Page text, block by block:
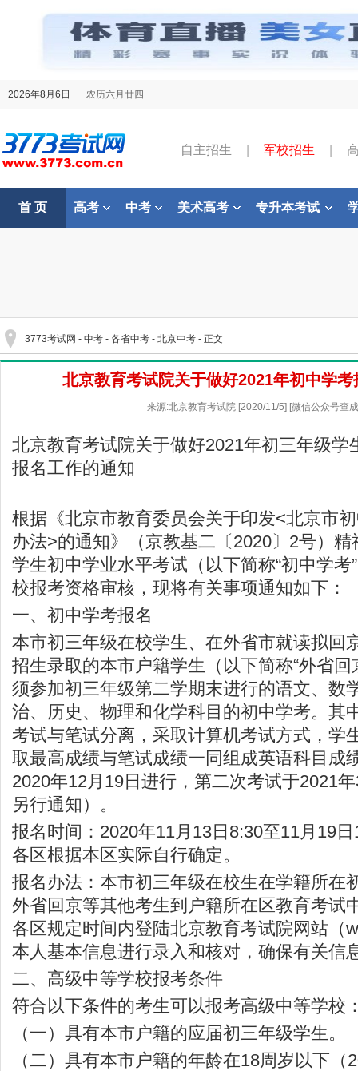
2026年8月6日 农历六月廿四
自主招生 军校招生
首 页 高考 中考 美术高考 专升本考试
3773考试网 - 中考 - 各省中考 - 北京中考 - 正文
北京教育考试院关于做好2021年初中学
来源:北京教育考试院 [2020/11/5] [微信公众号查
北京教育考试院关于做好2021年初三年级学
报名工作的通知
根据《北京市教育委员会关于印发<北京市
办法>的通知》（京教基二〔2020〕2号）
学生初中学业水平考试（以下简称“初中学考
校报考资格审核，现将有关事项通知如下：
一、初中学考报名
本市初三年级在校学生、在外省市就读拟回
招生录取的本市户籍学生（以下简称“外省回
须参加初三年级第二学期末进行的语文、数
治、历史、物理和化学科目的初中学考。其
考试与笔试分离，采取计算机考试方式，学
取最高成绩与笔试成绩一同组成英语科目成
2020年12月19日进行，第二次考试于2021
另行通知）。
报名时间：2020年11月13日8:30至11月19
各区根据本区实际自行确定。
报名办法：本市初三年级在校生在学籍所在
外省回京等其他考生到户籍所在区教育考试
各区规定时间内登陆北京教育考试院网站（
本人基本信息进行录入和核对，确保有关信
二、高级中等学校报考条件
符合以下条件的考生可以报考高级中等学校
（一）具有本市户籍的应届初三年级学生。
（二）具有本市户籍的年龄在18周岁以下（